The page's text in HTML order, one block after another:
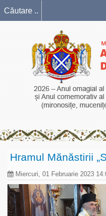
Hramul Mănăstirii
Miercuri, 01 Februarie 2023